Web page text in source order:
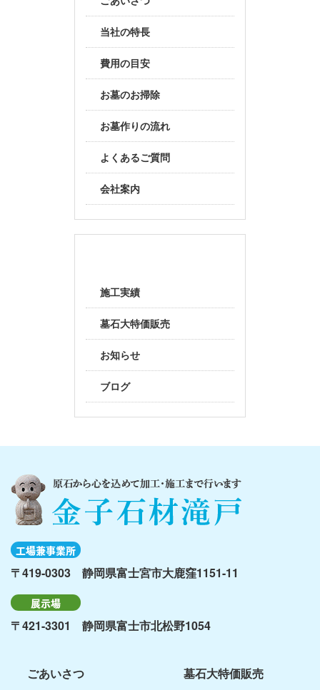
当社の特長
費用の目安
お墓のお掃除
お墓作りの流れ
よくあるご質問
会社案内
施工実績
墓石大特価販売
お知らせ
ブログ
工場兼事業所
〒419-0303 静岡県富士宮市大鹿窪1151-11
展示場
〒421-3301 静岡県富士市北松野1054
ごあいさつ 墓石大特価販売